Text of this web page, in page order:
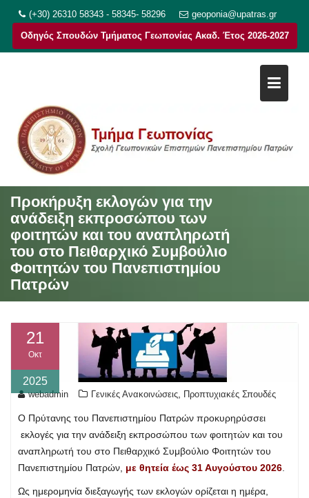
στο
περιεχόμενο
(+30) 26310 58343 - 58345- 58296 geoponia@upatras.gr
Οδηγός Σπουδών Τμήματος Γεωπονίας Ακαδ. Έτος 2026-2027
Προκήρυξη εκλογών για την
ανάδειξη εκπροσώπου των
φοιτητών και του αναπληρωτή
του στο Πειθαρχικό Συμβούλιο
Φοιτητών του Πανεπιστημίου
Πατρών
21
Οκτ
2025
webadmin Γενικές Ανακοινώσεις Προπτυχιακές Σπουδές
Ο Πρύτανης του Πανεπιστημίου Πατρών προκυρηρύσσει
εκλογές για την ανάδειξη εκπροσώπου των φοιτητών και του
αναπληρωτή του στο Πειθαρχικό Συμβούλιο Φοιτητών του
Πανεπιστημίου Πατρών, με θητεία έως 31 Αυγούστου 2026
Ως ημερομηνία διεξαγωγής των εκλογών ορίζεται η ημέρα,